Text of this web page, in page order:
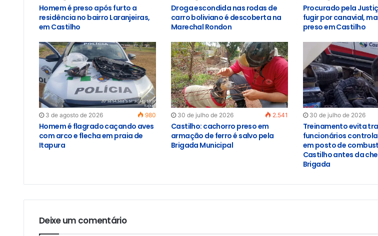
Homem é preso após furto a
residência no bairro Laranjeiras,
em Castilho
Droga escondida nas rodas de
carro boliviano é descoberta na
Marechal Rondon
Procurado pela
fugir por canavial,
preso em Castilho
3 de agosto de 2026 980
Homem é flagrado caçando aves
com arco e flecha em praia de
Itapura
30 de julho de 2026 2.541
Castilho: cachorro preso em
armação de ferro é salvo pela
Brigada Municipal
30 de julho de 2026
Treinamento evita
funcionários
em posto de
Castilho antes da
Brigada
Deixe um comentário